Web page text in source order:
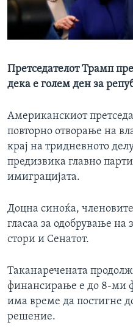
ИНТЕРВЈУА
Јазици
Претседателот Трамп
дека е голем ден за
Американскиот
повторно отворање на
крај на тридневното
предизвика главно
имиграцијата.
Доцна синоќа,
гласаа за одобрување на
стори и Сенатот.
Таканаречената
финансирање е до 8-ми
има време да постигне
решение.